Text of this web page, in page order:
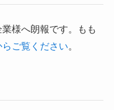
様へ朗報です。もも
らご覧ください